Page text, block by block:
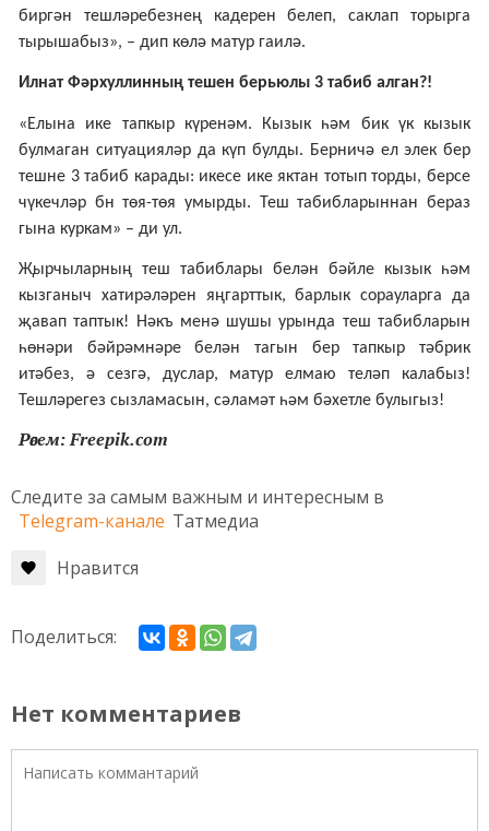
биргән тешләребезнең кадерен белеп, саклап торырга
тырышабыз», – дип көлә матур гаилә.
Илнат Фәрхуллинның тешен берьюлы 3 табиб алган?!
«Елына ике тапкыр күренәм. Кызык һәм бик үк кызык
булмаган ситуацияләр да күп булды. Берничә ел элек бер
тешне 3 табиб карады: икесе ике яктан тотып торды, берсе
чүкечләр бн төя-төя умырды. Теш табибларыннан бераз
гына куркам» – ди ул.
Җырчыларның теш табиблары белән бәйле кызык һәм
кызганыч хатирәләрен яңгарттык, барлык сорауларга да
җавап таптык! Нәкъ менә шушы урында теш табибларын
һөнәри бәйрәмнәре белән тагын бер тапкыр тәбрик
итәбез, ә сезгә, дуслар, матур елмаю теләп калабыз!
Тешләрегез сызламасын, сәламәт һәм бәхетле булыгыз!
Рәсем: Freepik.com
Следите за самым важным и интересным в
Telegram-канале Татмедиа
Нравится
Поделиться:
Нет комментариев